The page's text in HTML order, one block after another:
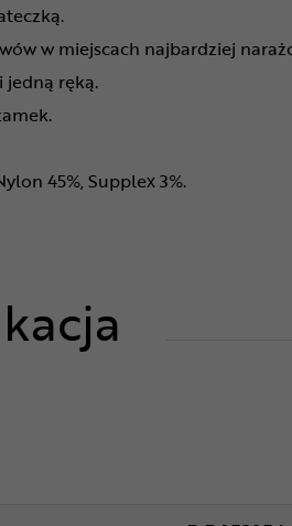
w miejscach najbardziej
jedną ręką.
45%, Supplex 3%.